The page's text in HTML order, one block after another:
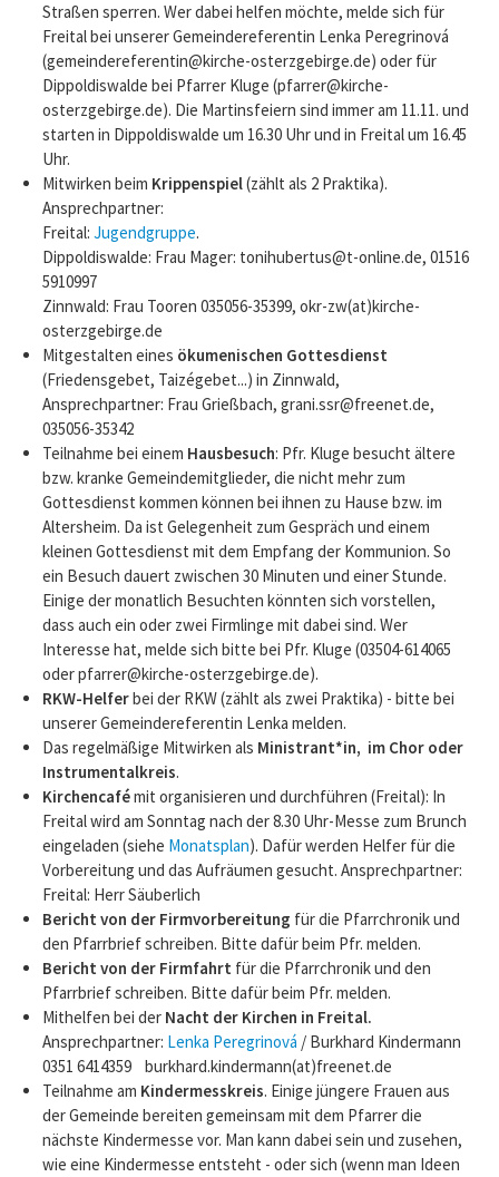
Straßen sperren. Wer dabei helfen möchte, melde sich für
Freital bei unserer Gemeindereferentin Lenka Peregrinová
(gemeindereferentin@kirche-osterzgebirge.de) oder für
Dippoldiswalde bei Pfarrer Kluge (pfarrer@kirche-
osterzgebirge.de). Die Martinsfeiern sind immer am 11.11. und
starten in Dippoldiswalde um 16.30 Uhr und in Freital um 16.45
Uhr.
Mitwirken beim Krippenspiel(zählt als 2 Praktika).
Ansprechpartner:
Freital:Jugendgruppe.
Dippoldiswalde: Frau Mager: tonihubertus@t-online.de, 01516
5910997
Zinnwald: Frau Tooren 035056-35399, okr-zw(at)kirche-
osterzgebirge.de
Mitgestalten eines ökumenischen Gottesdienst
(Friedensgebet, Taizégebet...) in Zinnwald,
Ansprechpartner: Frau Grießbach, grani.ssr@freenet.de,
035056-35342
Teilnahme bei einem Hausbesuch: Pfr. Kluge besucht ältere
bzw. kranke Gemeindemitglieder, die nicht mehr zum
Gottesdienst kommen können bei ihnen zu Hause bzw. im
Altersheim. Da ist Gelegenheit zum Gespräch und einem
kleinen Gottesdienst mit dem Empfang der Kommunion. So
ein Besuch dauert zwischen 30 Minuten und einer Stunde.
Einige der monatlich Besuchten könnten sich vorstellen,
dass auch ein oder zwei Firmlinge mit dabei sind. Wer
Interesse hat, melde sich bitte bei Pfr. Kluge (03504-614065
oder pfarrer@kirche-osterzgebirge.de).
RKW-Helferbei der RKW (zählt als zwei Praktika) - bitte bei
unserer Gemeindereferentin Lenka melden.
Das regelmäßige Mitwirken als Ministrant*in, im Chor oder
Instrumentalkreis.
Kirchencafémit organisieren und durchführen (Freital): In
Freital wird am Sonntag nach der 8.30 Uhr-Messe zum Brunch
eingeladen (siehe Monatsplan). Dafür werden Helfer für die
Vorbereitung und das Aufräumen gesucht. Ansprechpartner:
Freital: Herr Säuberlich
Bericht von der Firmvorbereitung für die Pfarrchronik und
den Pfarrbrief schreiben. Bitte dafür beim Pfr. melden.
Bericht von der Firmfahrt für die Pfarrchronik und den
Pfarrbrief schreiben. Bitte dafür beim Pfr. melden.
Mithelfen bei der Nacht der Kirchen in Freital.
Ansprechpartner: Lenka Peregrinová / Burkhard Kindermann
0351 6414359 burkhard.kindermann(at)freenet.de
Teilnahme am Kindermesskreis. Einige jüngere Frauen aus
der Gemeinde bereiten gemeinsam mit dem Pfarrer die
nächste Kindermesse vor. Man kann dabei sein und zusehen,
wie eine Kindermesse entsteht - oder sich (wenn man Ideen